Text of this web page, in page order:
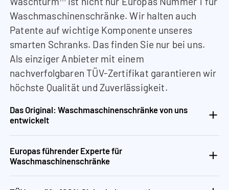
Waschmaschinenschränke. Wir halten auch
Patente auf wichtige Komponente unseres
smarten Schranks. Das finden Sie nur bei uns.
Als einziger Anbieter mit einem
nachverfolgbaren TÜV-Zertifikat garantieren wir
höchste Qualität und Zuverlässigkeit.
Das Original: Waschmaschinenschränke von uns
entwickelt
Europas führender Experte für
Waschmaschinenschränke